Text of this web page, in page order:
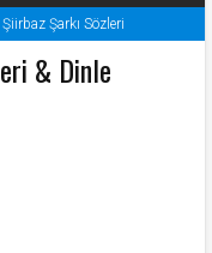
Şiirbaz Şarkı Sözleri
& Dinle